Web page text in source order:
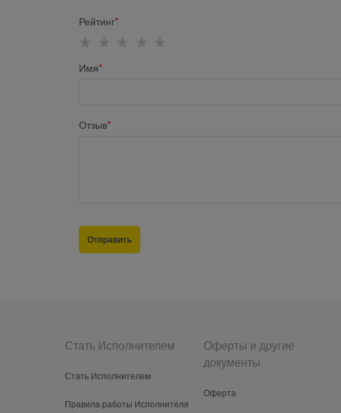
Рейтинг
Имя
Отзыв
Стать Исполнителем
Стать Исполнителем
Правила работы Исполнителя
Оферты и другие
документы
Оферта